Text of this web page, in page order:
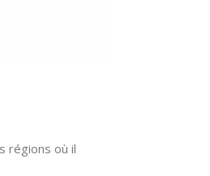
régions où il